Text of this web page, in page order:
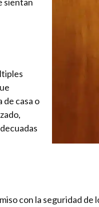
casa o
con la seguridad